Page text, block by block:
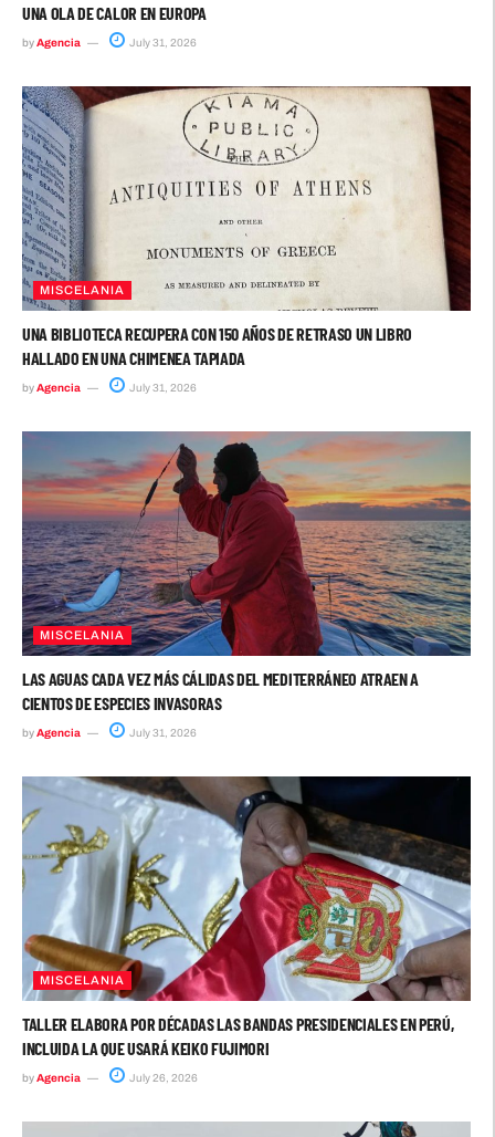
UNA OLA DE CALOR EN EUROPA
byAgencia July 31, 2026
MISCELANIA
UNA BIBLIOTECA RECUPERA CON 150 AÑOS DE RETRASO UN LIBRO
HALLADO EN UNA CHIMENEA TAPIADA
byAgencia July 31, 2026
MISCELANIA
LAS AGUAS CADA VEZ MÁS CÁLIDAS DEL MEDITERRÁNEO ATRAEN A
CIENTOS DE ESPECIES INVASORAS
byAgencia July 31, 2026
MISCELANIA
TALLER ELABORA POR DÉCADAS LAS BANDAS PRESIDENCIALES EN PERÚ,
INCLUIDA LA QUE USARÁ KEIKO FUJIMORI
byAgencia July 26, 2026